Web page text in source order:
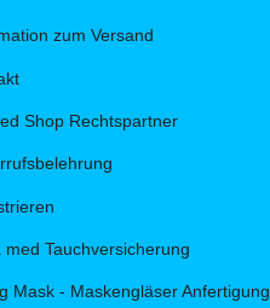
zum Versand
Shop Rechtspartner
med Tauchversicherung
Mask - Maskengläser Anfertigung